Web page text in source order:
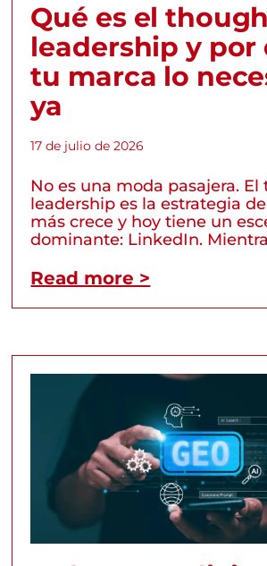
Qué es el
leadership y por
tu marca lo
ya
17 de julio de 2026
No es una moda pasajera.
leadership es la estrategia
más crece y hoy tiene un
dominante: LinkedIn.
Read more >